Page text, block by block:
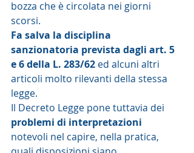
bozza che è circolata nei giorni
scorsi.
Fa salva la disciplina
sanzionatoria prevista dagli art. 5
e 6 della L. 283/62 ed alcuni altri
articoli molto rilevanti della stessa
legge.
Il Decreto Legge pone tuttavia dei
problemi di interpretazioni
notevoli nel capire, nella pratica,